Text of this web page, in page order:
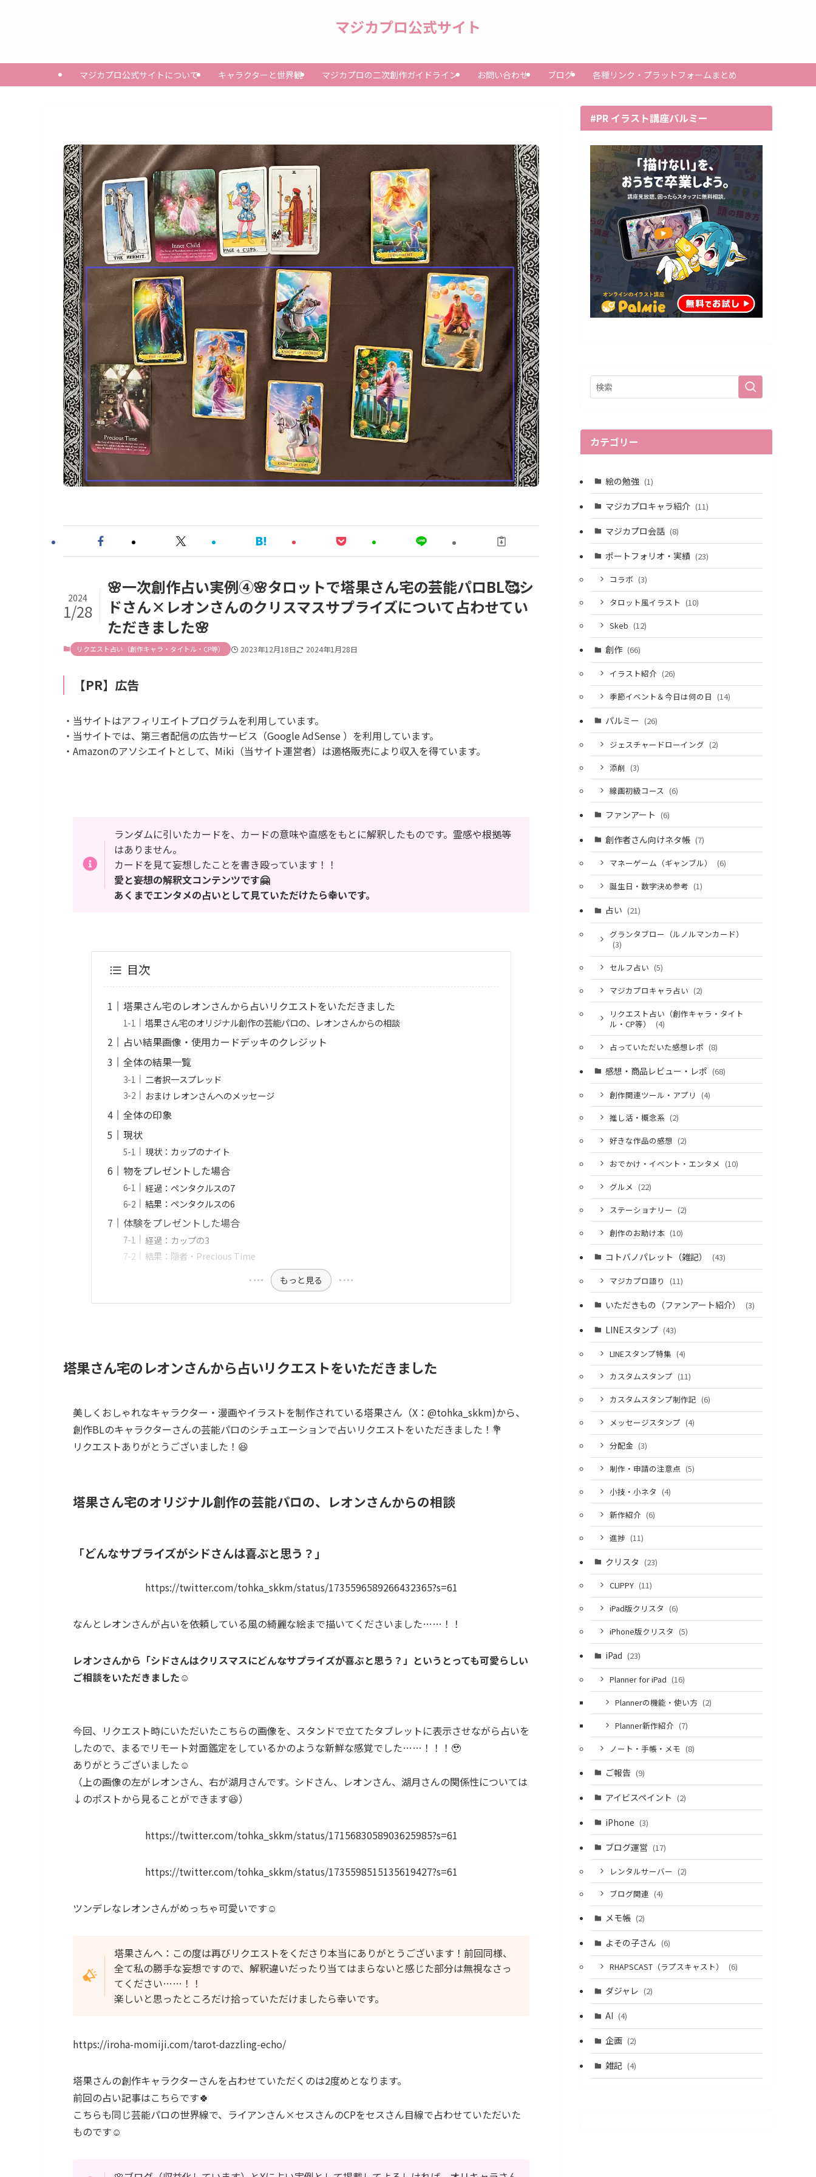
マジカプロ公式サイト
マジカプロ公式サイトについて キャラクターと世界観 マジカプロの二次創作ガイドライン お問い合わせ ブログ 各種リンク・プラットフォームまとめ
🌸一次創作占い実例④🌸タロットで塔果さん宅の芸能パロBL🥰シ
ドさん×レオンさんのクリスマスサプライズについて占わせてい
ただきました🌸
2024
1/28
リクエスト占い（創作キャラ・タイトル・CP等） 2023年12月18日 2024年1月28日
【PR】広告
・当サイトはアフィリエイトプログラムを利用しています。
・当サイトでは、第三者配信の広告サービス（Google AdSense ）を利用しています。
・Amazonのアソシエイトとして、Miki（当サイト運営者）は適格販売により収入を得ています。
ランダムに引いたカードを、カードの意味や直感をもとに解釈したものです。霊感や根拠等
はありません。
カードを見て妄想したことを書き殴っています！！
愛と妄想の解釈文コンテンツです🤗
あくまでエンタメの占いとして見ていただけたら幸いです。
目次
塔果さん宅のレオンさんから占いリクエストをいただきました
塔果さん宅のオリジナル創作の芸能パロの、レオンさんからの相談
占い結果画像・使用カードデッキのクレジット
全体の結果一覧
二者択一スプレッド
おまけ レオンさんへのメッセージ
全体の印象
現状
現状：カップのナイト
物をプレゼントした場合
経過：ペンタクルスの7
結果：ペンタクルスの6
体験をプレゼントした場合
経過：カップの3
結果：隠者・Precious Time
もっと見る
塔果さん宅のレオンさんから占いリクエストをいただきました
美しくおしゃれなキャラクター・漫画やイラストを制作されている塔果さん（X：@tohka_skkm)から、
創作BLのキャラクターさんの芸能パロのシチュエーションで占いリクエストをいただきました！💐
リクエストありがとうございました！😆
塔果さん宅のオリジナル創作の芸能パロの、レオンさんからの相談
「どんなサプライズがシドさんは喜ぶと思う？」
https://twitter.com/tohka_skkm/status/1735596589266432365?s=61
なんとレオンさんが占いを依頼している風の綺麗な絵まで描いてくださいました……！！
レオンさんから「シドさんはクリスマスにどんなサプライズが喜ぶと思う？」というとっても可愛らしい
ご相談をいただきました☺️
今回、リクエスト時にいただいたこちらの画像を、スタンドで立てたタブレットに表示させながら占いを
したので、まるでリモート対面鑑定をしているかのような新鮮な感覚でした……！！！🥹
ありがとうございました☺️
（上の画像の左がレオンさん、右が湖月さんです。シドさん、レオンさん、湖月さんの関係性については
↓のポストから見ることができます😆）
https://twitter.com/tohka_skkm/status/1715683058903625985?s=61
https://twitter.com/tohka_skkm/status/1735598515135619427?s=61
ツンデレなレオンさんがめっちゃ可愛いです☺️
塔果さんへ：この度は再びリクエストをくださり本当にありがとうございます！前回同様、
全て私の勝手な妄想ですので、解釈違いだったり当てはまらないと感じた部分は無視なさっ
てください……！！
楽しいと思ったところだけ拾っていただけましたら幸いです。
https://iroha-momiji.com/tarot-dazzling-echo/
塔果さんの創作キャラクターさんを占わせていただくのは2度めとなります。
前回の占い記事はこちらです🍀
こちらも同じ芸能パロの世界線で、ライアンさん×セスさんのCPをセスさん目線で占わせていただいた
ものです☺️
#PR イラスト講座パルミー
カテゴリー
絵の勉強 (1)
マジカプロキャラ紹介 (11)
マジカプロ会話 (8)
ポートフォリオ・実績 (23)
コラボ (3)
タロット風イラスト (10)
Skeb (12)
創作 (66)
イラスト紹介 (26)
季節イベント＆今日は何の日 (14)
パルミー (26)
ジェスチャードローイング (2)
添削 (3)
線画初級コース (6)
ファンアート (6)
創作者さん向けネタ帳 (7)
マネーゲーム（ギャンブル）
(6)
誕生日・数字決め参考 (1)
占い (21)
グランタブロー（ルノルマンカード）
(3)
セルフ占い (5)
マジカプロキャラ占い (2)
リクエスト占い（創作キャラ・タイト
ル・CP等）
(4)
占っていただいた感想レポ (8)
感想・商品レビュー・レポ (68)
創作関連ツール・アプリ (4)
推し活・概念系 (2)
好きな作品の感想 (2)
おでかけ・イベント・エンタメ (10)
グルメ (22)
ステーショナリー (2)
創作のお助け本 (10)
コトバノパレット（雑記） (43)
マジカプロ語り (11)
いただきもの（ファンアート紹介） (3)
LINEスタンプ (43)
LINEスタンプ特集 (4)
カスタムスタンプ (11)
カスタムスタンプ制作記 (6)
メッセージスタンプ (4)
分配金 (3)
制作・申請の注意点 (5)
小技・小ネタ (4)
新作紹介 (6)
進捗 (11)
クリスタ (23)
CLIPPY (11)
iPad版クリスタ (6)
iPhone版クリスタ (5)
iPad (23)
Planner for iPad (16)
Plannerの機能・使い方 (2)
Planner新作紹介 (7)
ノート・手帳・メモ (8)
ご報告 (9)
アイビスペイント (2)
iPhone (3)
ブログ運営 (17)
レンタルサーバー (2)
ブログ関連 (4)
メモ帳 (2)
よその子さん (6)
RHAPSCAST（ラプスキャスト） (6)
ダジャレ (2)
AI (4)
企画 (2)
雑記 (4)